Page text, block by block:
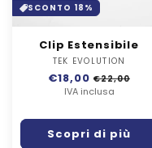
SCONTO 18%
Clip Estensibile
Fornitore:
TEK EVOLUTION
Prezzo
€18,00 Prezzo
scontato
€22,00
IVA inclusa
Scopri di più